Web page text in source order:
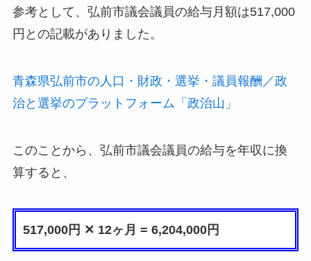
参考として、弘前市議会議員の給与月額は517,000
円との記載がありました。
青森県弘前市の人口・財政・選挙・議員報酬／政
治と選挙のプラットフォーム「政治山」
このことから、弘前市議会議員の給与を年収に換
算すると、
517,000円 ✕ 12ヶ月 = 6,204,000円